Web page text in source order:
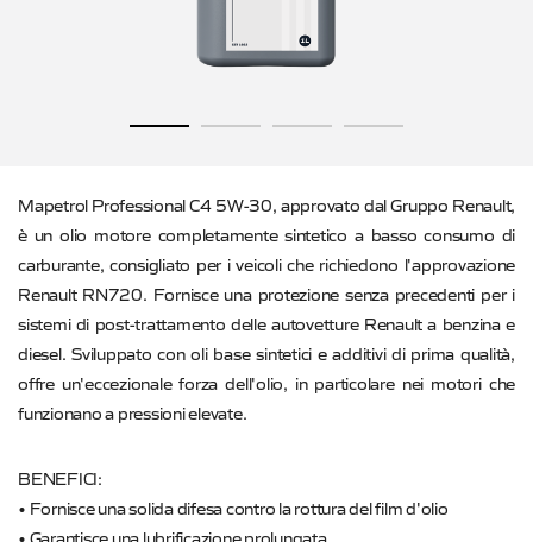
Mapetrol Professional C4 5W-30, approvato dal Gruppo Renault,
è un olio motore completamente sintetico a basso consumo di
carburante, consigliato per i veicoli che richiedono l'approvazione
Renault RN720. Fornisce una protezione senza precedenti per i
sistemi di post-trattamento delle autovetture Renault a benzina e
diesel. Sviluppato con oli base sintetici e additivi di prima qualità,
offre un'eccezionale forza dell'olio, in particolare nei motori che
funzionano a pressioni elevate.
BENEFICI:
• Fornisce una solida difesa contro la rottura del film d'olio
• Garantisce una lubrificazione prolungata